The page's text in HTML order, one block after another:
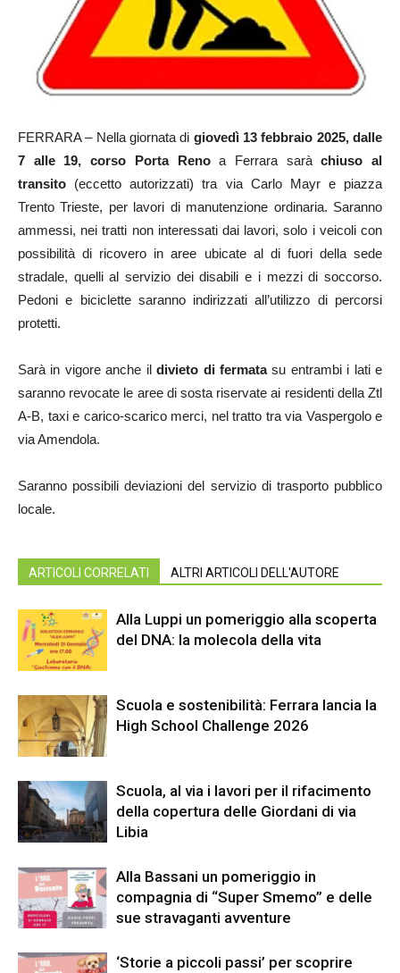
FERRARA – Nella giornata di giovedì 13 febbraio 2025, dalle
7 alle 19, corso Porta Renoa Ferrara saràchiuso al
transito (eccetto autorizzati) tra via Carlo Mayr e piazza
Trento Trieste, per lavori di manutenzione ordinaria. Saranno
ammessi, nei tratti non interessati dai lavori, solo i veicoli con
possibilità di ricovero in aree ubicate al di fuori della sede
stradale, quelli al servizio dei disabili e i mezzi di soccorso.
Pedoni e biciclette saranno indirizzati all’utilizzo di percorsi
protetti.
Sarà in vigore anche ildivieto di fermatasu entrambi i lati e
saranno revocate le aree di sosta riservate ai residenti della Ztl
A-B, taxi e carico-scarico merci, nel tratto tra via Vaspergolo e
via Amendola.
Saranno possibili deviazioni del servizio di trasporto pubblico
locale.
ARTICOLI CORRELATI ALTRI ARTICOLI DELL'AUTORE
Alla Luppi un pomeriggio alla scoperta
del DNA: la molecola della vita
Scuola e sostenibilità: Ferrara lancia la
High School Challenge 2026
Scuola, al via i lavori per il rifacimento
della copertura delle Giordani di via
Libia
Alla Bassani un pomeriggio in
compagnia di “Super Smemo” e delle
sue stravaganti avventure
‘Storie a piccoli passi’ per scoprire